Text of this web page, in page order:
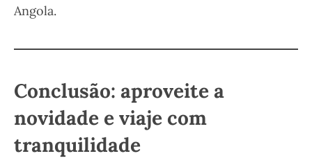
Angola.
Conclusão: aproveite a
novidade e viaje com
tranquilidade